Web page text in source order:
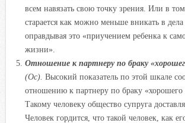
всем навязать свою точку зрения. Или в
старается как можно меньше вникать в дела
оправдывая это «приучением ребенка к
жизни».
Отношение к партнеру по браку
(Ос). Высокий показатель по этой шкале
отношению к партнеру по браку «хорошего
Такому человеку общество супруга
Человек гордится, что такой человек, как